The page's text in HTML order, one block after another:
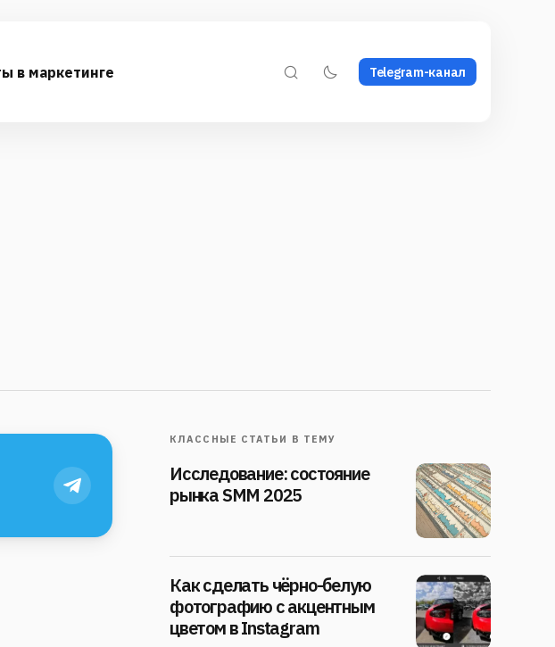
в маркетинге Telegram-канал
КЛАССНЫЕ СТАТЬИ В ТЕМУ
Исследование: состояние
рынка SMM 2025
Как сделать чёрно-белую
фотографию с акцентным
цветом в Instagram